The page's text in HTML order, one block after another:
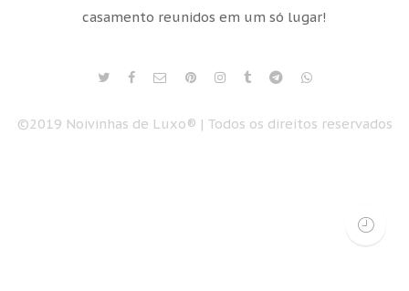
casamento reunidos em um só lugar!
©2019 Noivinhas de Luxo® | Todos os direitos reservados